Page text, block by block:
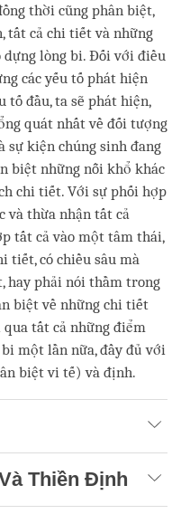
thời cũng phân biệt,
tất cả chi tiết và những
dựng lòng bi. Đối với điều
các yếu tố phát hiện
tố đầu, ta sẽ phát hiện,
quát nhất về đối tượng
sự kiện chúng sinh đang
biệt những nỗi khổ khác
chi tiết. Với sự phối hợp
và thừa nhận tất cả
tất cả vào một tâm thái,
tiết, có chiều sâu mà
hay phải nói thầm trong
biệt về những chi tiết
tất cả những điểm
một lần nữa, đầy đủ với
biệt vi tế) và định.
Thiền Định